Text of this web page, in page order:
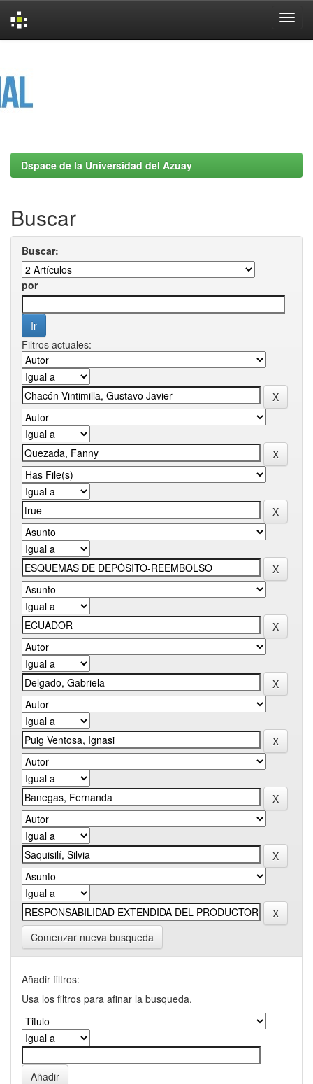
Dspace de la Universidad del Azuay
Buscar
Buscar:
por
Filtros actuales:
Comenzar nueva busqueda
Añadir filtros:
Usa los filtros para afinar la busqueda.